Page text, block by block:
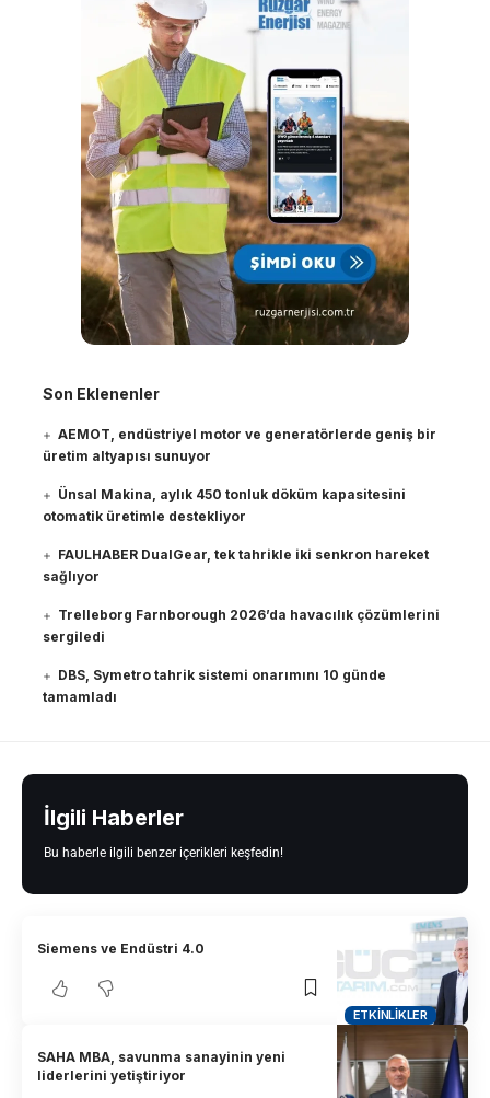
Son Eklenenler
AEMOT, endüstriyel motor ve generatörlerde geniş bir
üretim altyapısı sunuyor
Ünsal Makina, aylık 450 tonluk döküm kapasitesini
otomatik üretimle destekliyor
FAULHABER DualGear, tek tahrikle iki senkron hareket
sağlıyor
Trelleborg Farnborough 2026’da havacılık çözümlerini
sergiledi
DBS, Symetro tahrik sistemi onarımını 10 günde
tamamladı
İlgili Haberler
Bu haberle ilgili benzer içerikleri keşfedin!
ETKINLIKLER
Siemens ve Endüstri 4.0
SAHA MBA, savunma sanayinin yeni
liderlerini yetiştiriyor